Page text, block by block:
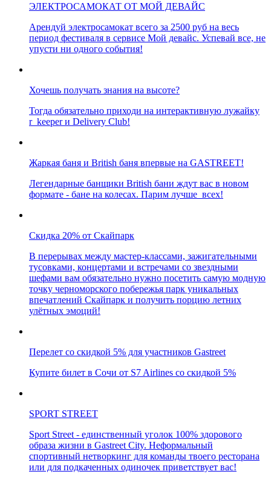
ЭЛЕКТРОСАМОКАТ ОТ МОЙ ДЕВАЙС
Арендуй электросамокат всего за 2500 руб на весь
период фестиваля в сервисе Мой девайс. Успевай все, не
упусти ни одного события!
Хочешь получать знания на высоте?
Тогда обязательно приходи на интерактивную лужайку
r_keeper и Delivery Club!
Жаркая баня и British баня впервые на GASTREET!
Легендарные банщики British бани ждут вас в новом
формате - бане на колесах. Парим лучше всех!
Скидка 20% от Скайпарк
В перерывах между мастер-классами, зажигательными
тусовками, концертами и встречами со звездными
шефами вам обязательно нужно посетить самую модную
точку черноморского побережья парк уникальных
впечатлений Скайпарк и получить порцию летних
улётных эмоций!
Перелет со скидкой 5% для участников Gastreet
Купите билет в Сочи от S7 Airlines со скидкой 5%
SPORT STREET
Sport Street - единственный уголок 100% здорового
образа жизни в Gastreet City. Неформальный
спортивный нетворкинг для команды твоего ресторана
или для подкаченных одиночек приветствует вас!